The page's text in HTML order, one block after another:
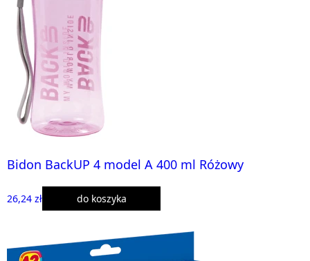
Bidon BackUP 4 model A 400 ml Różowy
26,24 zł do koszyka